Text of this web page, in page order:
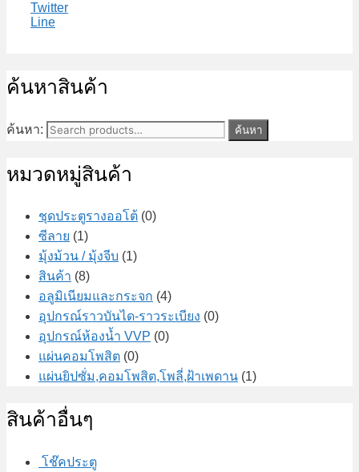
Twitter
Line
ค้นหาสินค้า
ค้นหา: ค้นหา
หมวดหมู่สินค้า
ชุดประตูรางออโต้ (0)
ซีลาย (1)
มุ้งม้วน / มุ้งจีบ (1)
สินค้า (8)
อลูมิเนียมและกระจก (4)
อุปกรณ์ราวบันได-ราวระเบียง (0)
อุปกรณ์ห้องน้ำ VVP (0)
แผ่นคอมโพสิต (0)
แผ่นยิปซั่ม,คอมโพสิต,โพลี่,ฝ้าเพดาน (1)
สินค้าอื่นๆ
โช๊คประตู